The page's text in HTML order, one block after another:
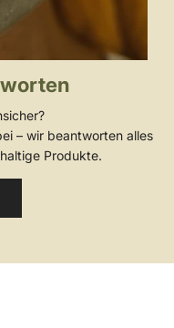
– wir beantworten alles
Produkte.